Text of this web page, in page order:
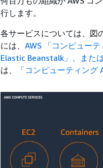
行します。
各サービスについては、図
には、 AWS 「コンピュー
Elastic Beanstalk」、また
は、
「コンピューティング